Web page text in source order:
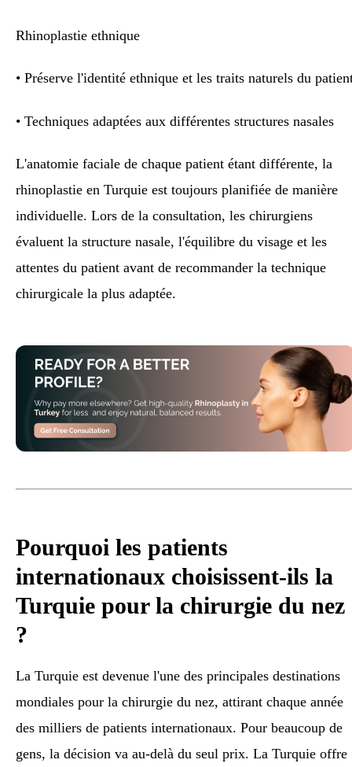
Rhinoplastie ethnique
• Préserve l'identité ethnique et les traits naturels du
• Techniques adaptées aux différentes structures nasales
L'anatomie faciale de chaque patient étant différente, la
rhinoplastie en Turquie est toujours planifiée de manière
individuelle. Lors de la consultation, les chirurgiens
évaluent la structure nasale, l'équilibre du visage et les
attentes du patient avant de recommander la technique
chirurgicale la plus adaptée.
Pourquoi les patients
internationaux choisissent-ils la
Turquie pour la chirurgie du nez
?
La Turquie est devenue l'une des principales destinations
mondiales pour la chirurgie du nez, attirant chaque année
des milliers de patients internationaux. Pour beaucoup de
gens, la décision va au-delà du seul prix. La Turquie offre